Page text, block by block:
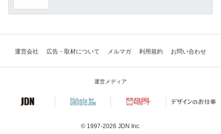
運営会社 広告・取材について メルマガ 利用規約 お問い合わせ
運営メディア
© 1997-2026 JDN Inc.